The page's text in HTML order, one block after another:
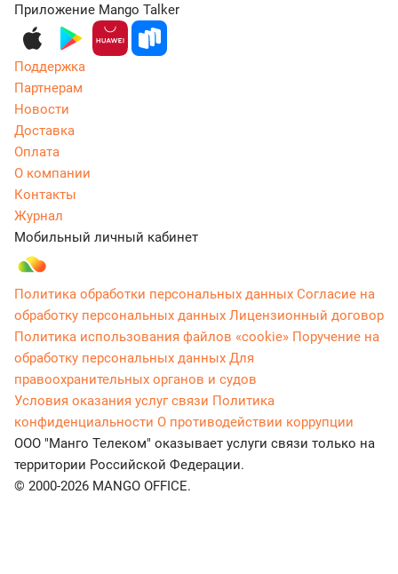
Приложение Mango Talker
Поддержка
Партнерам
Новости
Доставка
Оплата
О компании
Контакты
Журнал
Мобильный личный кабинет
Политика обработки персональных данных Согласие на
обработку персональных данных Лицензионный договор
Политика использования файлов «cookie» Поручение на
обработку персональных данных Для
правоохранительных органов и судов
Условия оказания услуг связи Политика
конфиденциальности О противодействии коррупции
ООО "Манго Телеком" оказывает услуги связи только на
территории Российской Федерации.
© 2000-2026 MANGO OFFICE.